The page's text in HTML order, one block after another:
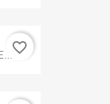
favorite_border